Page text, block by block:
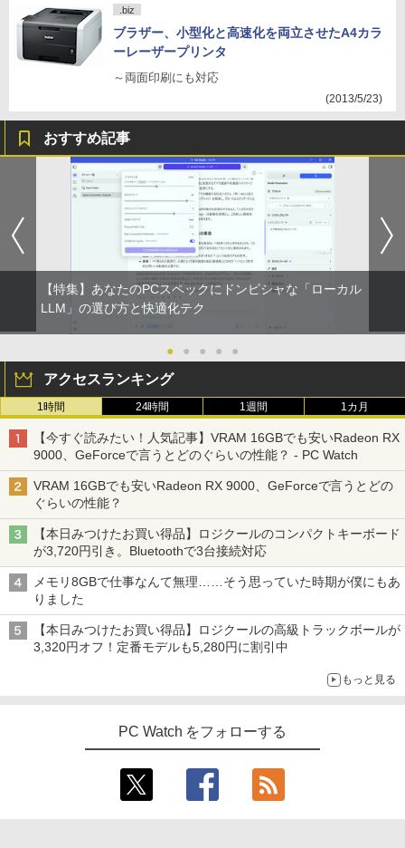
.biz
ブラザー、小型化と高速化を両立させたA4カラ
ーレーザープリンタ
～両面印刷にも対応
(2013/5/23)
おすすめ記事
【特集】あなたのPCスペックにドンピシャな「ローカル
LLM」の選び方と快適化テク
● ● ● ● ●
アクセスランキング
1時間 24時間 1週間 1カ月
【今すぐ読みたい！人気記事】VRAM 16GBでも安いRadeon RX
9000、GeForceで言うとどのぐらいの性能？ - PC Watch
VRAM 16GBでも安いRadeon RX 9000、GeForceで言うとどの
ぐらいの性能？
【本日みつけたお買い得品】ロジクールのコンパクトキーボード
が3,720円引き。Bluetoothで3台接続対応
メモリ8GBで仕事なんて無理……そう思っていた時期が僕にもあ
りました
【本日みつけたお買い得品】ロジクールの高級トラックボールが
3,320円オフ！定番モデルも5,280円に割引中
もっと見る
PC Watch をフォローする